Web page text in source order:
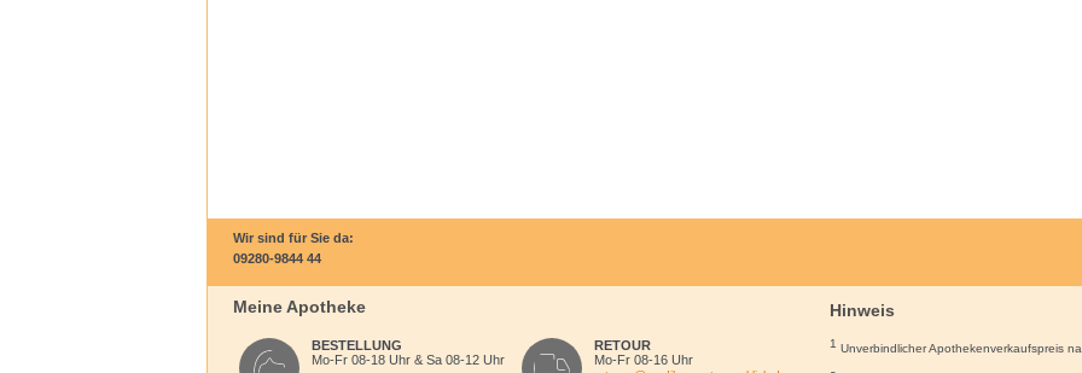
Wir sind für Sie da:
09280-9844 44
Meine Apotheke
BESTELLUNG
Mo-Fr 08-18 Uhr & Sa 08-12 Uhr
RETOUR
Mo-Fr 08-16 Uhr
Hinweis
1 Unverbindlicher Apothekenverkaufspreis